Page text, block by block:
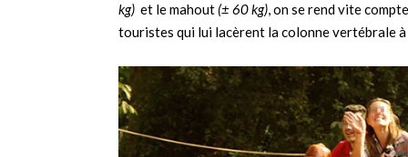
kg) et le mahout (± 60 kg), on se rend vite
touristes qui lui lacèrent la colonne vertébrale